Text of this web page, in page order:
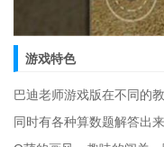
游戏特色
巴迪老师游戏版在不同的
同时有各种算数题解答出